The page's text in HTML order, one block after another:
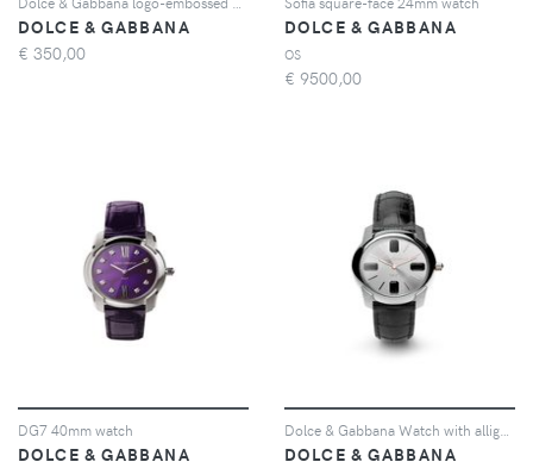
DOLCE & GABBANA
€ 350,00
DOLCE & GABBANA
OS
€ 9500,00
DG7 40mm watch
DOLCE & GABBANA
DOLCE & GABBANA